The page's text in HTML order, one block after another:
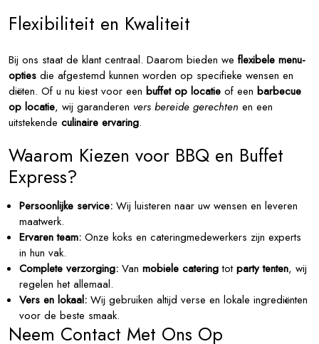
Flexibiliteit en Kwaliteit
Bij ons staat de klant centraal. Daarom bieden we flexibele menu-
opties die afgestemd kunnen worden op specifieke wensen en
diëten. Of u nu kiest voor een buffet op locatie of een barbecue
op locatie, wij garanderen vers bereide gerechten en een
uitstekende culinaire ervaring.
Waarom Kiezen voor BBQ en Buffet
Express?
Persoonlijke service: Wij luisteren naar uw wensen en leveren
maatwerk.
Ervaren team: Onze koks en cateringmedewerkers zijn experts
in hun vak.
Complete verzorging: Van mobiele cateringtotparty tenten, wij
regelen het allemaal.
Vers en lokaal: Wij gebruiken altijd verse en lokale ingrediënten
voor de beste smaak.
Neem Contact Met Ons Op